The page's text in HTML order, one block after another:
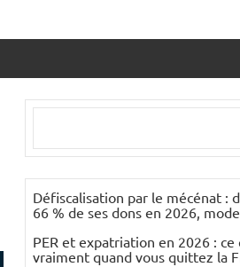
Défiscalisation par le mécénat :
66 % de ses dons en 2026,
PER et expatriation en 2026 : ce
vraiment quand vous quittez la